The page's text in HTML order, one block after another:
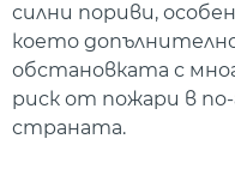
силни пориви,
което
обстановката с
риск от пожари в
страната.